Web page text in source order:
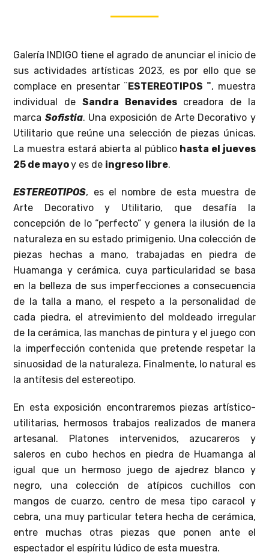
Galería INDIGO tiene el agrado de anunciar el inicio de
sus actividades artísticas 2023, es por ello que se
complace en presentar ¨ ESTEREOTIPOS ¨, muestra
individual de Sandra Benavidescreadora de la
marca Sofistia. Una exposición de Arte Decorativo y
Utilitario que reúne una selección de piezas únicas.
La muestra estará abierta al público hasta el jueves
25 de mayoy es de ingreso libre.
ESTEREOTIPOS, es el nombre de esta muestra de
Arte Decorativo y Utilitario, que desafía la
concepción de lo “perfecto” y genera la ilusión de la
naturaleza en su estado primigenio. Una colección de
piezas hechas a mano, trabajadas en piedra de
Huamanga y cerámica, cuya particularidad se basa
en la belleza de sus imperfecciones a consecuencia
de la talla a mano, el respeto a la personalidad de
cada piedra, el atrevimiento del moldeado irregular
de la cerámica, las manchas de pintura y el juego con
la imperfección contenida que pretende respetar la
sinuosidad de la naturaleza. Finalmente, lo natural es
la antítesis del estereotipo.
En esta exposición encontraremos piezas artístico-
utilitarias, hermosos trabajos realizados de manera
artesanal. Platones intervenidos, azucareros y
saleros en cubo hechos en piedra de Huamanga al
igual que un hermoso juego de ajedrez blanco y
negro, una colección de atípicos cuchillos con
mangos de cuarzo, centro de mesa tipo caracol y
cebra, una muy particular tetera hecha de cerámica,
entre muchas otras piezas que ponen ante el
espectador el espíritu lúdico de esta muestra.